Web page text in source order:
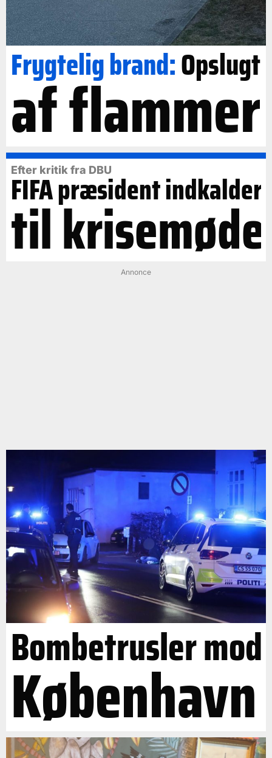
Frygtelig brand:Opslugt
af flammer
Efter kritik fra DBU
FIFA præsident indkalder
til krisemøde
Annonce
Bombetrusler mod
København